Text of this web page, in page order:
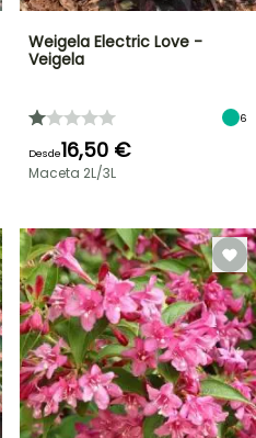
Weigela Electric Love -
Veigela
6
Desde16,50 €
Maceta 2L/3L